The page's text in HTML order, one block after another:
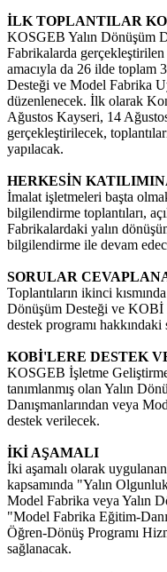
İLK TOPLANTILAR
KOSGEB Yalın Dönüşüm
Fabrikalarda gerçekleştirilen
amacıyla da 26 ilde toplam
Desteği ve Model Fabrika
düzenlenecek. İlk olarak
Ağustos Kayseri, 14
gerçekleştirilecek,
yapılacak.
HERKESİN
İmalat işletmeleri başta
bilgilendirme toplantıları,
Fabrikalardaki yalın
bilgilendirme ile devam
SORULAR
Toplantıların ikinci
Dönüşüm Desteği ve KOBİ
destek programı hakkındaki
KOBİ'LERE DESTEK
KOSGEB İşletme
tanımlanmış olan Yalın
Danışmanlarından veya
destek verilecek.
İKİ AŞAMALI
İki aşamalı olarak
kapsamında "Yalın
Model Fabrika veya Yalın
"Model Fabrika Eğitim-
Öğren-Dönüş Programı
sağlanacak.